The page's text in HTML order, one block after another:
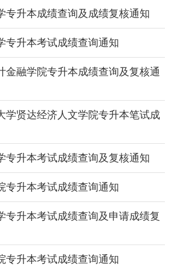
专升本成绩查询及成绩复核通知
专升本考试成绩查询通知
金融学院专升本成绩查询及复核通
学贤达经济人文学院专升本笔试成
专升本考试成绩查询及复核通知
专升本考试成绩查询通知
专升本考试成绩查询及申请成绩复
专升本考试成绩查询通知